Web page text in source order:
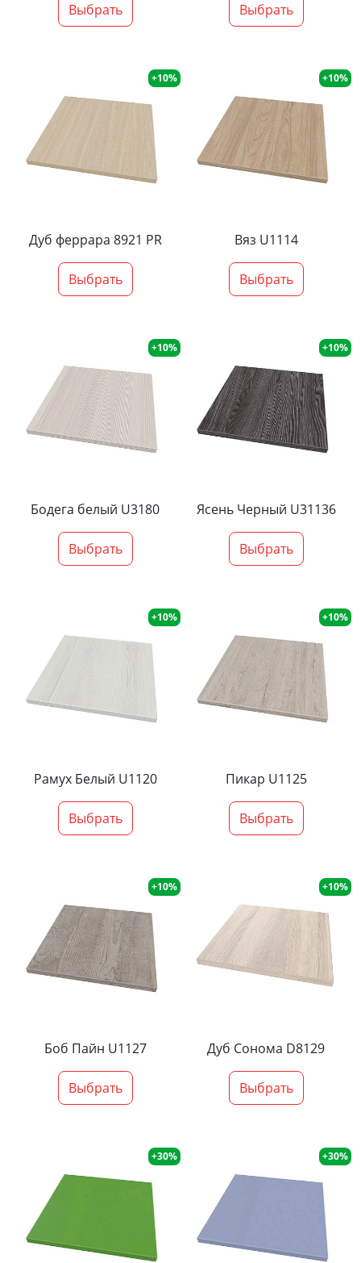
Выбрать Выбрать
+10%
Дуб феррара 8921 PR
Выбрать
+10%
Вяз U1114
Выбрать
+10%
Бодега белый U3180
Выбрать
+10%
Ясень Черный U31136
Выбрать
+10%
Рамух Белый U1120
Выбрать
+10%
Пикар U1125
Выбрать
+10%
Боб Пайн U1127
Выбрать
+10%
Дуб Сонома D8129
Выбрать
+30% +30%